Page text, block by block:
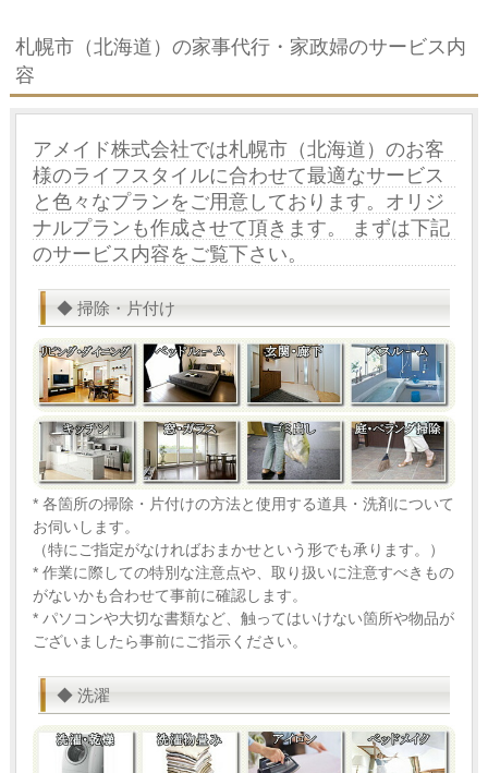
札幌市（北海道）の家事代行・家政婦のサービス内
容
アメイド株式会社では札幌市（北海道）のお客
様のライフスタイルに合わせて最適なサービス
と色々なプランをご用意しております。オリジ
ナルプランも作成させて頂きます。 まずは下記
のサービス内容をご覧下さい。
◆ 掃除・片付け
* 各箇所の掃除・片付けの方法と使用する道具・洗剤について
お伺いします。
（特にご指定がなければおまかせという形でも承ります。）
* 作業に際しての特別な注意点や、取り扱いに注意すべきもの
がないかも合わせて事前に確認します。
* パソコンや大切な書類など、触ってはいけない箇所や物品が
ございましたら事前にご指示ください。
◆ 洗濯